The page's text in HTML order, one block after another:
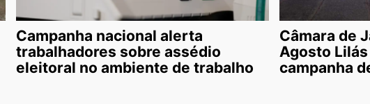
Campanha nacional alerta
trabalhadores sobre assédio
eleitoral no ambiente de trabalho
Câmara de
Agosto
campanha